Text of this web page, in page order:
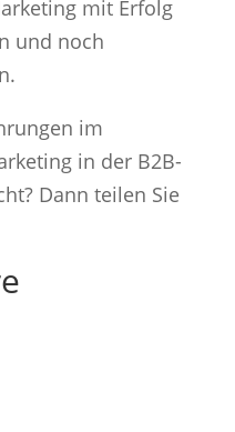
mit Erfolg
und noch
im
in der B2B-
Dann teilen Sie